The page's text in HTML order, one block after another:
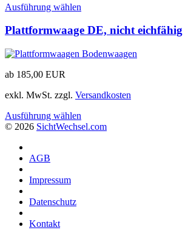
Ausführung wählen
Plattformwaage DE, nicht eichfähig
ab 185,00 EUR
exkl. MwSt. zzgl. Versandkosten
Ausführung wählen
© 2026 SichtWechsel.com
AGB
Impressum
Datenschutz
Kontakt